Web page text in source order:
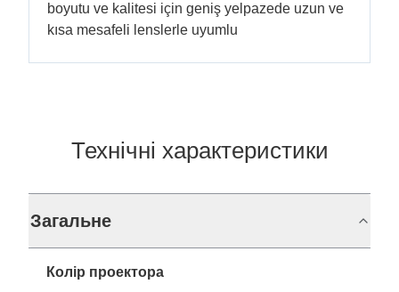
boyutu ve kalitesi için geniş yelpazede uzun ve
kısa mesafeli lenslerle uyumlu
Технічні характеристики
Загальне
Колір проектора